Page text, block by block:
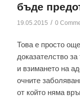
бъде
19.05.2015 / 0
Това е просто
доказателство
и взимането на
очните
от който няма